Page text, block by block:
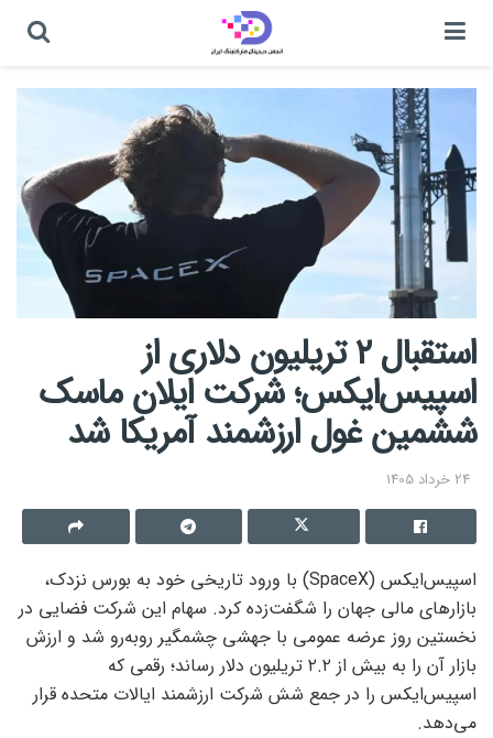
استقبال ۲ تریلیون دلاری از
اسپیس‌ایکس؛ شرکت ایلان ماسک
ششمین غول ارزشمند آمریکا شد
24 خرداد 1405
اسپیس‌ایکس (SpaceX) با ورود تاریخی خود به بورس نزدک،
بازارهای مالی جهان را شگفت‌زده کرد. سهام این شرکت فضایی در
نخستین روز عرضه عمومی با جهشی چشمگیر روبه‌رو شد و ارزش
بازار آن را به بیش از ۲.۲ تریلیون دلار رساند؛ رقمی که
اسپیس‌ایکس را در جمع شش شرکت ارزشمند ایالات متحده قرار
می‌دهد.